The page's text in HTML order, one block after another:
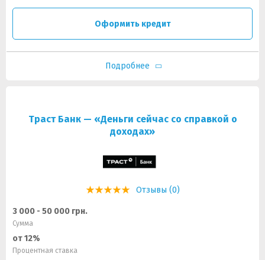
Оформить кредит
Подробнее
Траст Банк — «Деньги сейчас со справкой о
доходах»
Отзывы (0)
3 000 - 50 000 грн.
Сумма
от 12%
Процентная ставка